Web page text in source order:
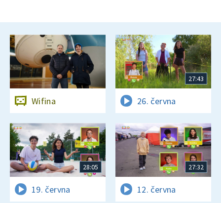
Wifina
27:43
26. června
28:05
19. června
27:32
12. června